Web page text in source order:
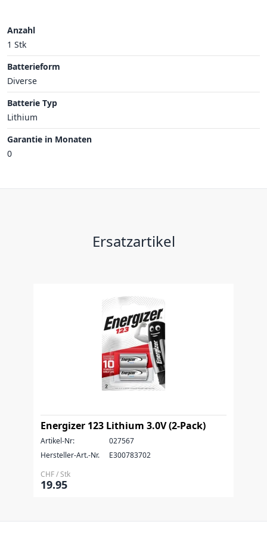
Anzahl
1 Stk
Batterieform
Diverse
Batterie Typ
Lithium
Garantie in Monaten
0
Ersatzartikel
Energizer 123 Lithium 3.0V (2-Pack)
Artikel-Nr:
027567
Hersteller-Art.-Nr.
E300783702
CHF / Stk
19.95